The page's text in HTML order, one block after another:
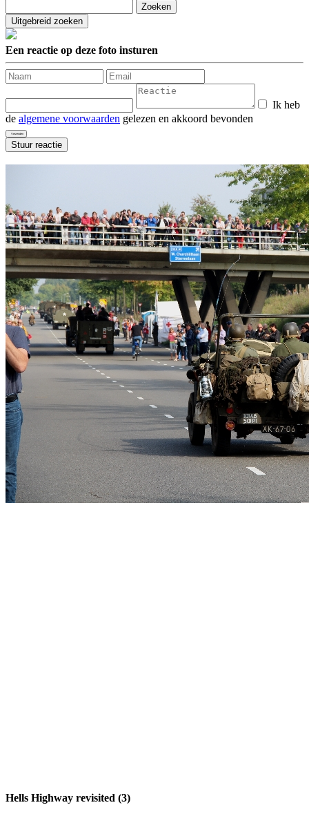
Een reactie op deze foto insturen
Ik heb
de algemene voorwaarden gelezen en akkoord bevonden
Hells Highway revisited (3)